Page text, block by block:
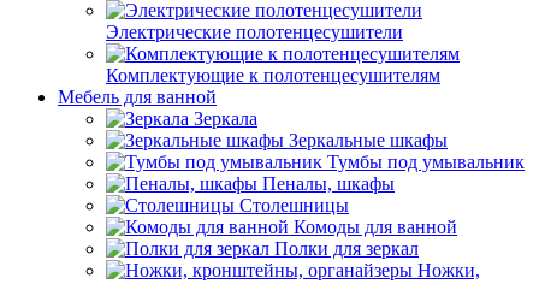
Электрические полотенцесушители
Комплектующие к полотенцесушителям
Мебель для ванной
Зеркала
Зеркальные шкафы
Тумбы под умывальник
Пеналы, шкафы
Столешницы
Комоды для ванной
Полки для зеркал
Ножки,